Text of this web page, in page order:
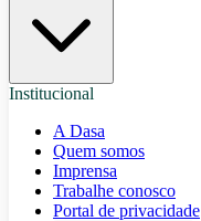
Institucional
A Dasa
Quem somos
Imprensa
Trabalhe conosco
Portal de privacidade